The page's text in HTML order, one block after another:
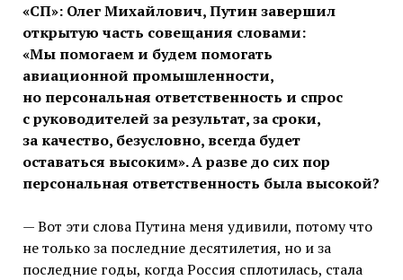
«СП»: Олег Михайлович, Путин завершил
открытую часть совещания словами:
«Мы помогаем и будем помогать
авиационной промышленности,
но персональная ответственность и спрос
с руководителей за результат, за сроки,
за качество, безусловно, всегда будет
оставаться высоким». А разве до сих пор
персональная ответственность была высокой?
— Вот эти слова Путина меня удивили, потому что
не только за последние десятилетия, но и за
последние годы, когда Россия сплотилась, стала